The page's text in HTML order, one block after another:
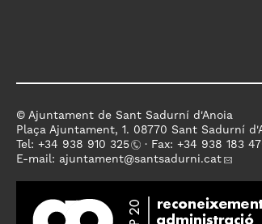
© Ajuntament de Sant Sadurní d'Anoia
Plaça Ajuntament, 1. 08770 Sant Sadurní
Tel: +34 938 910 325
· Fax: +34 938 183
E-mail: ajuntament@santsadurni.cat